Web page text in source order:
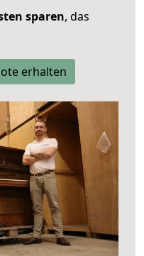
sparen, das
erhalten